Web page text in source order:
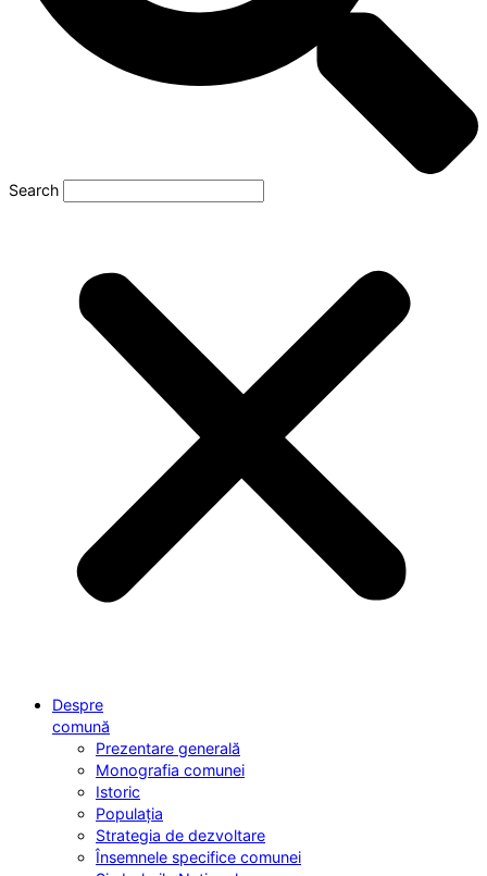
Search
Despre
comună
Prezentare generală
Monografia comunei
Istoric
Populația
Strategia de dezvoltare
Însemnele specifice comunei